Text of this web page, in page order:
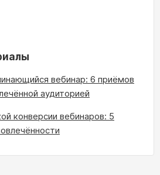
вебинар: 6 приёмов
аудиторией
конверсии вебинаров: 5